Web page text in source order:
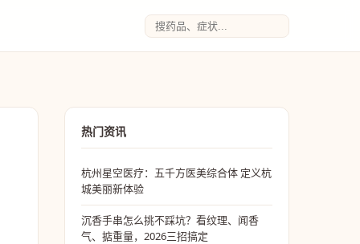
热门资讯
杭州星空医疗：五千方医美综合体 定义杭
城美丽新体验
沉香手串怎么挑不踩坑？看纹理、闻香
气、掂重量，2026三招搞定